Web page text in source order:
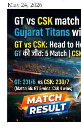
May 24, 2026